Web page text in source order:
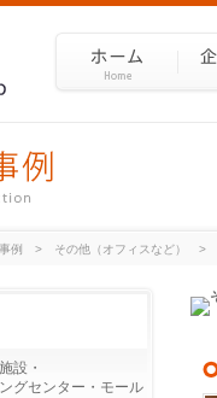
例 > その他（オフィスなど） >
設・
グセンター・モール